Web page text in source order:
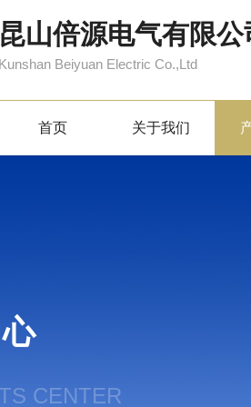
昆山倍源电气有限公
Kunshan Beiyuan Electric Co.,Ltd
首页 关于我们
CENTER